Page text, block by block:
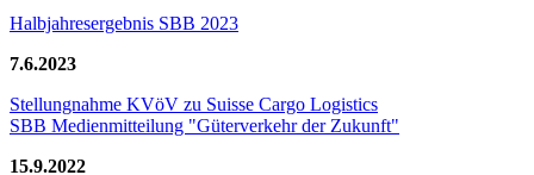
Halbjahresergebnis SBB 2023
7.6.2023
Stellungnahme KVöV zu Suisse Cargo Logistics
SBB Medienmitteilung "Güterverkehr der Zukunft"
15.9.2022